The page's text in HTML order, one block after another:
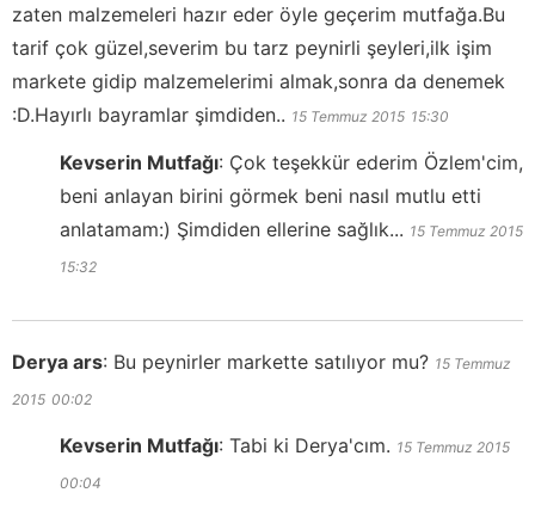
zaten malzemeleri hazır eder öyle geçerim mutfağa.Bu
tarif çok güzel,severim bu tarz peynirli şeyleri,ilk işim
markete gidip malzemelerimi almak,sonra da denemek
:D.Hayırlı bayramlar şimdiden.. 15 Temmuz 2015 15:30
Kevserin Mutfağı: Çok teşekkür ederim Özlem'cim,
beni anlayan birini görmek beni nasıl mutlu etti
anlatamam:) Şimdiden ellerine sağlık... 15 Temmuz 2015
15:32
Derya ars: Bu peynirler markette satılıyor mu? 15 Temmuz
2015 00:02
Kevserin Mutfağı: Tabi ki Derya'cım. 15 Temmuz 2015
00:04